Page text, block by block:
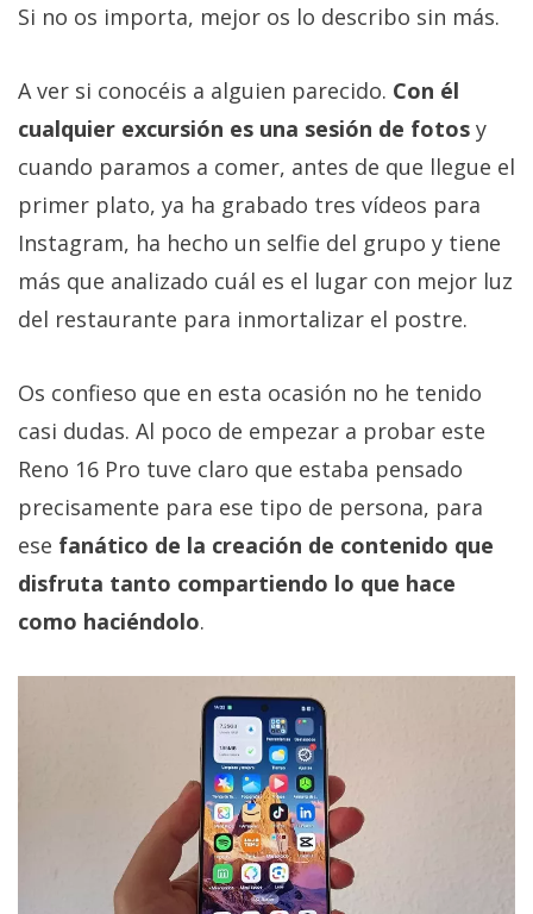
Si no os importa, mejor os lo describo sin más.
A ver si conocéis a alguien parecido. Con él
cualquier excursión es una sesión de fotos y
cuando paramos a comer, antes de que llegue el
primer plato, ya ha grabado tres vídeos para
Instagram, ha hecho un selfie del grupo y tiene
más que analizado cuál es el lugar con mejor luz
del restaurante para inmortalizar el postre.
Os confieso que en esta ocasión no he tenido
casi dudas. Al poco de empezar a probar este
Reno 16 Pro tuve claro que estaba pensado
precisamente para ese tipo de persona, para
ese fanático de la creación de contenido que
disfruta tanto compartiendo lo que hace
como haciéndolo.